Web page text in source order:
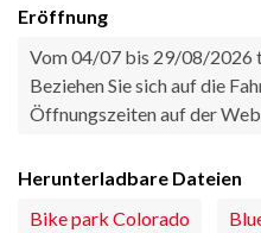
Eröffnung
Vom 04/07 bis 29/08/2026
Beziehen Sie sich auf die
Öffnungszeiten auf der
Herunterladbare Dateien
Bike park Colorado